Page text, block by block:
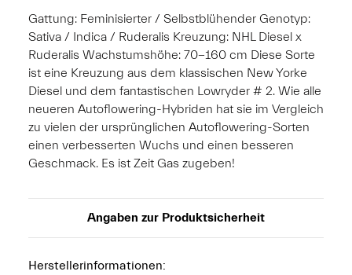
Gattung: Feminisierter / Selbstblühender Genotyp:
Sativa / Indica / Ruderalis Kreuzung: NHL Diesel x
Ruderalis Wachstumshöhe: 70-160 cm Diese Sorte
ist eine Kreuzung aus dem klassischen New Yorke
Diesel und dem fantastischen Lowryder # 2. Wie alle
neueren Autoflowering-Hybriden hat sie im Vergleich
zu vielen der ursprünglichen Autoflowering-Sorten
einen verbesserten Wuchs und einen besseren
Geschmack. Es ist Zeit Gas zugeben!
Angaben zur Produktsicherheit
Herstellerinformationen: